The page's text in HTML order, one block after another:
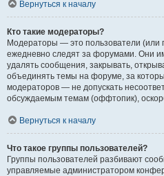
Вернуться к началу
Кто такие модераторы?
Модераторы — это пользователи (или
ежедневно следят за форумами. Они
удалять сообщения, закрывать,
объединять темы на форуме, за
модераторов — не допускать
обсуждаемым темам (оффтопик),
Вернуться к началу
Что такое группы пользователей?
Группы пользователей разбивают
управляемые администратором